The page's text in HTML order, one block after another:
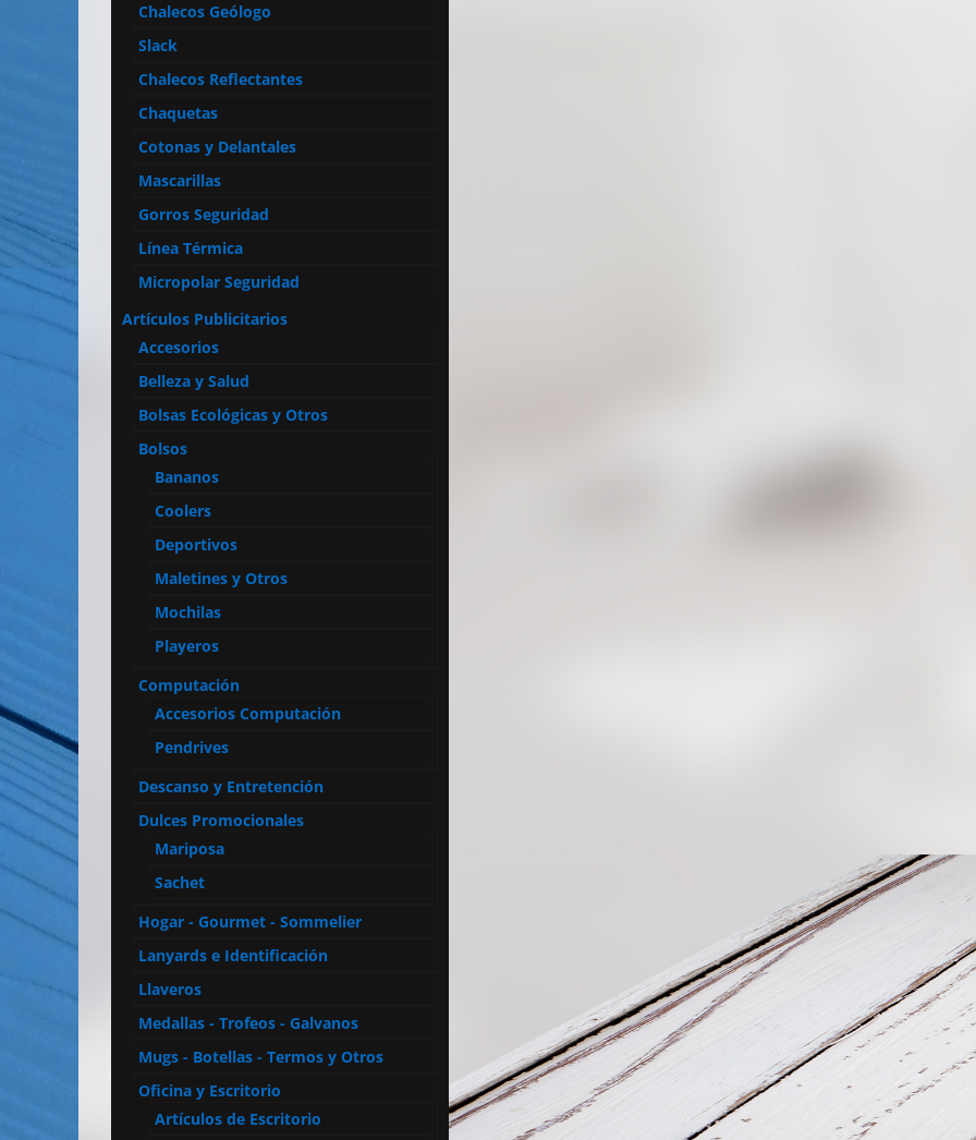
Chalecos Geólogo
Slack
Chalecos Reflectantes
Chaquetas
Cotonas y Delantales
Mascarillas
Gorros Seguridad
Línea Térmica
Micropolar Seguridad
Artículos Publicitarios
Accesorios
Belleza y Salud
Bolsas Ecológicas y Otros
Bolsos
Bananos
Coolers
Deportivos
Maletines y Otros
Mochilas
Playeros
Computación
Accesorios Computación
Pendrives
Descanso y Entretención
Dulces Promocionales
Mariposa
Sachet
Hogar - Gourmet - Sommelier
Lanyards e Identificación
Llaveros
Medallas - Trofeos - Galvanos
Mugs - Botellas - Termos y Otros
Oficina y Escritorio
Artículos de Escritorio